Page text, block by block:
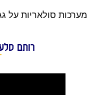
מערכות סולאריות
רותם